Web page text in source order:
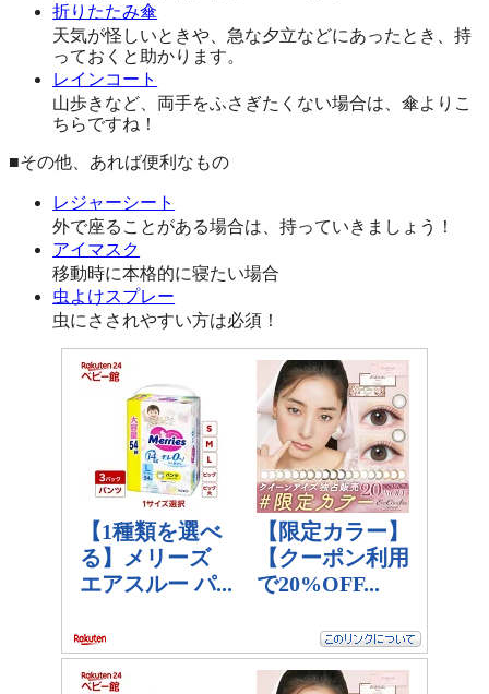
折りたたみ傘
天気が怪しいときや、急な夕立などにあったとき、持
っておくと助かります。
レインコート
山歩きなど、両手をふさぎたくない場合は、傘よりこ
ちらですね！
■その他、あれば便利なもの
レジャーシート
外で座ることがある場合は、持っていきましょう！
アイマスク
移動時に本格的に寝たい場合
虫よけスプレー
虫にさされやすい方は必須！